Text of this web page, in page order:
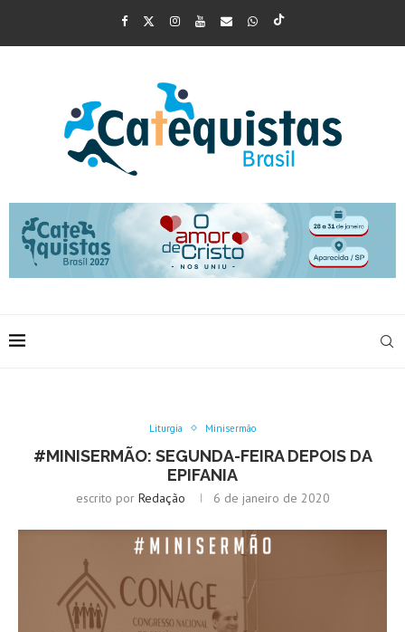
Liturgia Minisermão
#MINISERMÃO: SEGUNDA-FEIRA DEPOIS DA
EPIFANIA
escrito por Redação 6 de janeiro de 2020